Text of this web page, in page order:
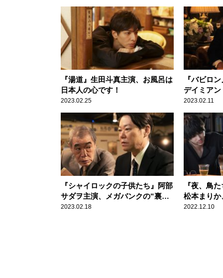
『湯道』生田斗真主演、お風呂は
日本人の心です！
2023.02.25
『バビロ
デイミア
映画讃歌
2023.02.11
『シャイロックの子供たち』阿部
サダヲ主演、メガバンクの“裏の
顔”を暴く？
2023.02.18
『夜、鳥
松本まり
生々しく体
2022.12.10